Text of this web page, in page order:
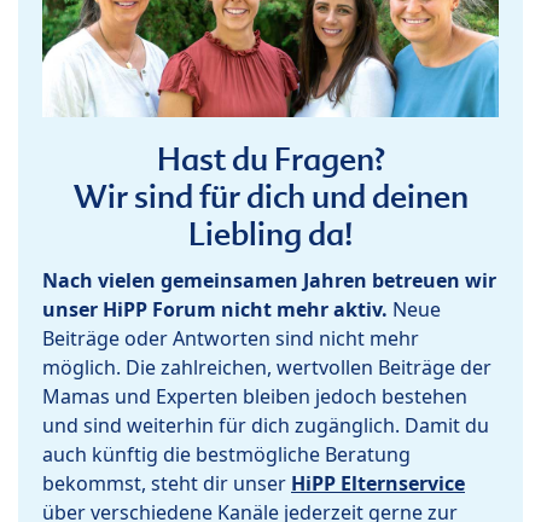
Hast du Fragen?
Wir sind für dich und deinen
Liebling da!
Nach vielen gemeinsamen Jahren betreuen wir
unser HiPP Forum nicht mehr aktiv. Neue
Beiträge oder Antworten sind nicht mehr
möglich. Die zahlreichen, wertvollen Beiträge der
Mamas und Experten bleiben jedoch bestehen
und sind weiterhin für dich zugänglich. Damit du
auch künftig die bestmögliche Beratung
bekommst, steht dir unser HiPP Elternservice
über verschiedene Kanäle jederzeit gerne zur